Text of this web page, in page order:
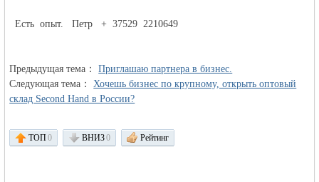
Есть опыт. Петр + 37529 2210649
Предыдущая тема：Приглашаю партнера в бизнес.
Следующая тема：Хочешь бизнес по крупному, открыть оптовый
склад Second Hand в России?
ТОП0 ВНИЗ0 Рейтинг